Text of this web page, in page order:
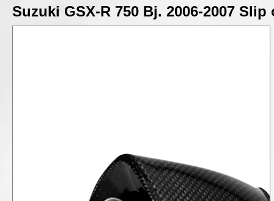
Suzuki GSX-R 750 Bj. 2006-2007